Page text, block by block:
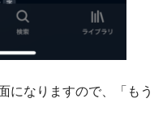
になりますので、「もう